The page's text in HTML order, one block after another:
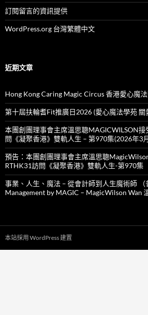
訂閱留言的資訊提供
WordPress.org 台灣繁體中文
近期文章
Hong Kong Caring Magic Circus 香港愛心魔
第十屆扶輪耆Fit推廣日2026 (愛心魔法學苑
本團創團理事會主席溫思聰MAGICWILSON
問《凝聚香港》雙軌人生 – 第970集(2026年3
預告：本團創團理事會主席溫思聰
RTHK31訪問《凝聚香港》雙軌人生-第970集
事業、人生、魔法 – 從會計師到人生魔術師
Management by MAGIC – MagicWilson Wan
本站採用 WordPress 建置